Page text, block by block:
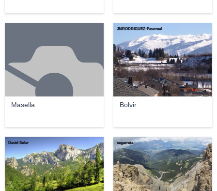
Masella Bolvir
JMRODRIGUEZ-Pavoreal
David Soler segarreta